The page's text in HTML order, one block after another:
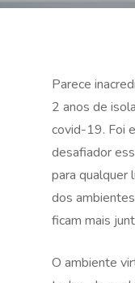
Parece
2 anos de
covid-19. Foi
desafiador
para qualquer
dos
ficam mais
O ambiente